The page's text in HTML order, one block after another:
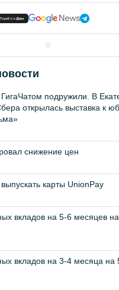
подружили. В
открылась выставка к
снижение цен
карты UnionPay
вкладов на 5-6 месяцев на
вкладов на 3-4 месяца на